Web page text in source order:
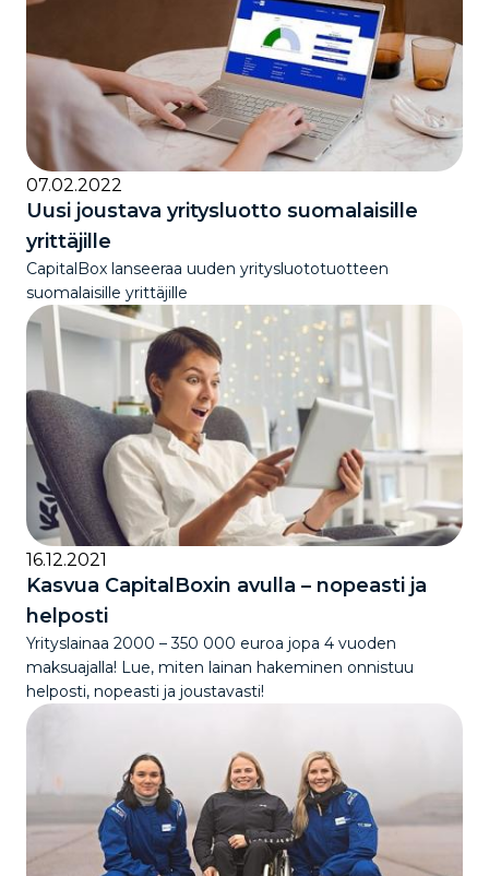
07.02.2022
Uusi joustava yritysluotto suomalaisille
yrittäjille
CapitalBox lanseeraa uuden yritysluototuotteen
suomalaisille yrittäjille
16.12.2021
Kasvua CapitalBoxin avulla – nopeasti ja
helposti
Yrityslainaa 2000 – 350 000 euroa jopa 4 vuoden
maksuajalla! Lue, miten lainan hakeminen onnistuu
helposti, nopeasti ja joustavasti!